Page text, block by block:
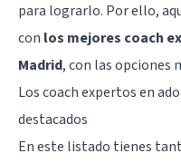
para lograrlo. Por ello,
con los mejores coach
Madrid, con las opciones
Los coach expertos en
destacados
En este listado tienes